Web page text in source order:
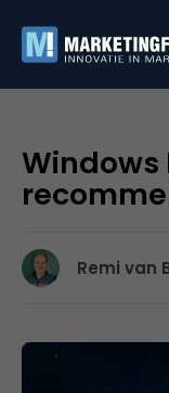
Windows
Remi van